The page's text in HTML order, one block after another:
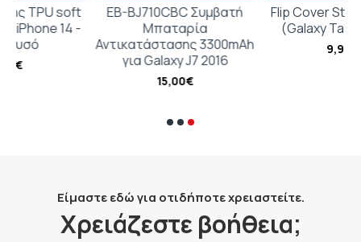
Συμβατή
3300mAh
J7 2016
Flip Cover Stand Φούξια
(Galaxy Tab A8 2021)
9,99€
Glitter
Σιλικόνης
NOTE
Είμαστε εδώ για οτιδήποτε χρειαστείτε.
Χρειάζεστε βοήθεια;